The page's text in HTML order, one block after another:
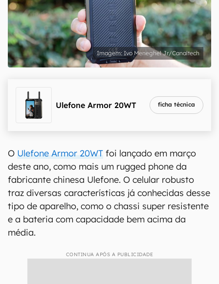
Ivo Meneghel Jr/Canaltech
Ulefone Armor 20WT ficha técnica
O Ulefone Armor 20WT foi lançado em março
deste ano, como mais um rugged phone da
fabricante chinesa Ulefone. O celular robusto
traz diversas características já conhecidas desse
tipo de aparelho, como o chassi super resistente
e a bateria com capacidade bem acima da
média.
CONTINUA APÓS A PUBLICIDADE